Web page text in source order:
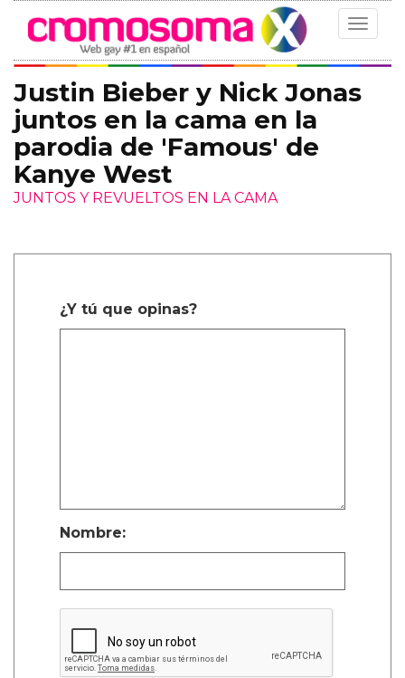
Toggle
Justin Bieber y Nick Jonas
juntos en la cama en la
parodia de 'Famous' de
Kanye West
JUNTOS Y REVUELTOS EN LA CAMA
¿Y tú que opinas?
Nombre: